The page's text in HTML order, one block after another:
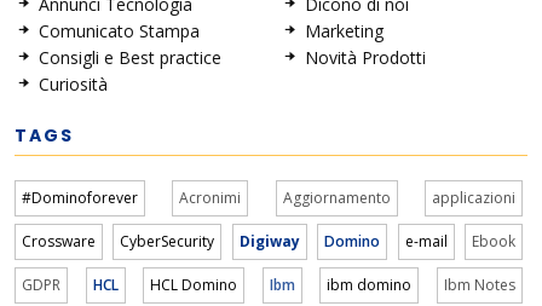
Comunicato Stampa
Consigli e Best practice
Curiosità
Marketing
Novità Prodotti
TAGS
#Dominoforever Acronimi Aggiornamento applicazioni
Crossware CyberSecurity Digiway Domino e-mail Ebook
GDPR HCL HCL Domino Ibm ibm domino Ibm Notes